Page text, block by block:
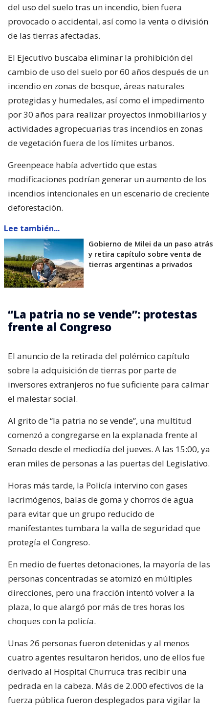
del uso del suelo tras un incendio, bien fuera
provocado o accidental, así como la venta o división
de las tierras afectadas.
El Ejecutivo buscaba eliminar la prohibición del
cambio de uso del suelo por 60 años después de un
incendio en zonas de bosque, áreas naturales
protegidas y humedales, así como el impedimento
por 30 años para realizar proyectos inmobiliarios y
actividades agropecuarias tras incendios en zonas
de vegetación fuera de los límites urbanos.
Greenpeace había advertido que estas
modificaciones podrían generar un aumento de los
incendios intencionales en un escenario de creciente
deforestación.
Lee también...
Gobierno de Milei da un paso atrás
y retira capítulo sobre venta de
tierras argentinas a privados
“La patria no se vende”: protestas
frente al Congreso
El anuncio de la retirada del polémico capítulo
sobre la adquisición de tierras por parte de
inversores extranjeros no fue suficiente para calmar
el malestar social.
Al grito de “la patria no se vende”, una multitud
comenzó a congregarse en la explanada frente al
Senado desde el mediodía del jueves. A las 15:00, ya
eran miles de personas a las puertas del Legislativo.
Horas más tarde, la Policía intervino con gases
lacrimógenos, balas de goma y chorros de agua
para evitar que un grupo reducido de
manifestantes tumbara la valla de seguridad que
protegía el Congreso.
En medio de fuertes detonaciones, la mayoría de las
personas concentradas se atomizó en múltiples
direcciones, pero una fracción intentó volver a la
plaza, lo que alargó por más de tres horas los
choques con la policía.
Unas 26 personas fueron detenidas y al menos
cuatro agentes resultaron heridos, uno de ellos fue
derivado al Hospital Churruca tras recibir una
pedrada en la cabeza. Más de 2.000 efectivos de la
fuerza pública fueron desplegados para vigilar la